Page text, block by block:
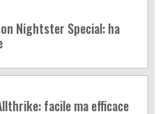
Nightster Special: ha
facile ma efficace